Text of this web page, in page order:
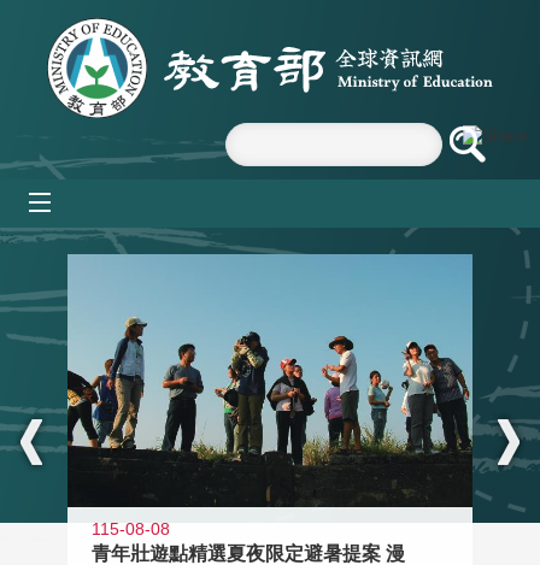
跳到主要內容區塊
:::
115-08-08
青年壯遊點精選夏夜限定避暑提案 漫